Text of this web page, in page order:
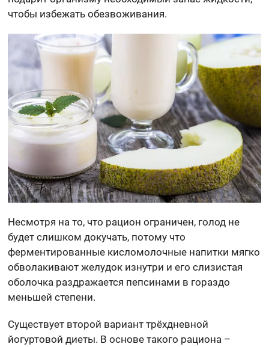
чтобы избежать обезвоживания.
Несмотря на то, что рацион ограничен, голод не
будет слишком докучать, потому что
ферментированные кисломолочные напитки мягко
обволакивают желудок изнутри и его слизистая
оболочка раздражается пепсинами в гораздо
меньшей степени.
Существует второй вариант трёхдневной
йогуртовой диеты. В основе такого рациона –